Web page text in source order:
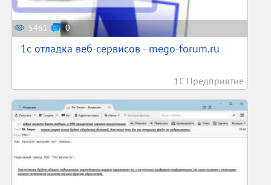
5461 0
1c отладка веб-сервисов - mego-forum.ru
1С Предприятие